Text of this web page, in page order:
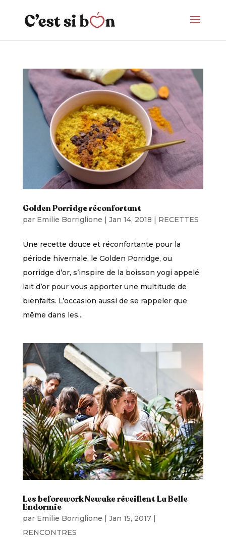
Golden Porridge réconfortant
par Emilie Borriglione | Jan 14, 2018 | RECETTES
Une recette douce et réconfortante pour la
période hivernale, le Golden Porridge, ou
porridge d’or, s’inspire de la boisson yogi appelé
lait d’or pour vous apporter une multitude de
bienfaits. L’occasion aussi de se rappeler que
même dans les...
Les beforework Newake réveillent La Belle
Endormie
par Emilie Borriglione | Jan 15, 2017|
RENCONTRES